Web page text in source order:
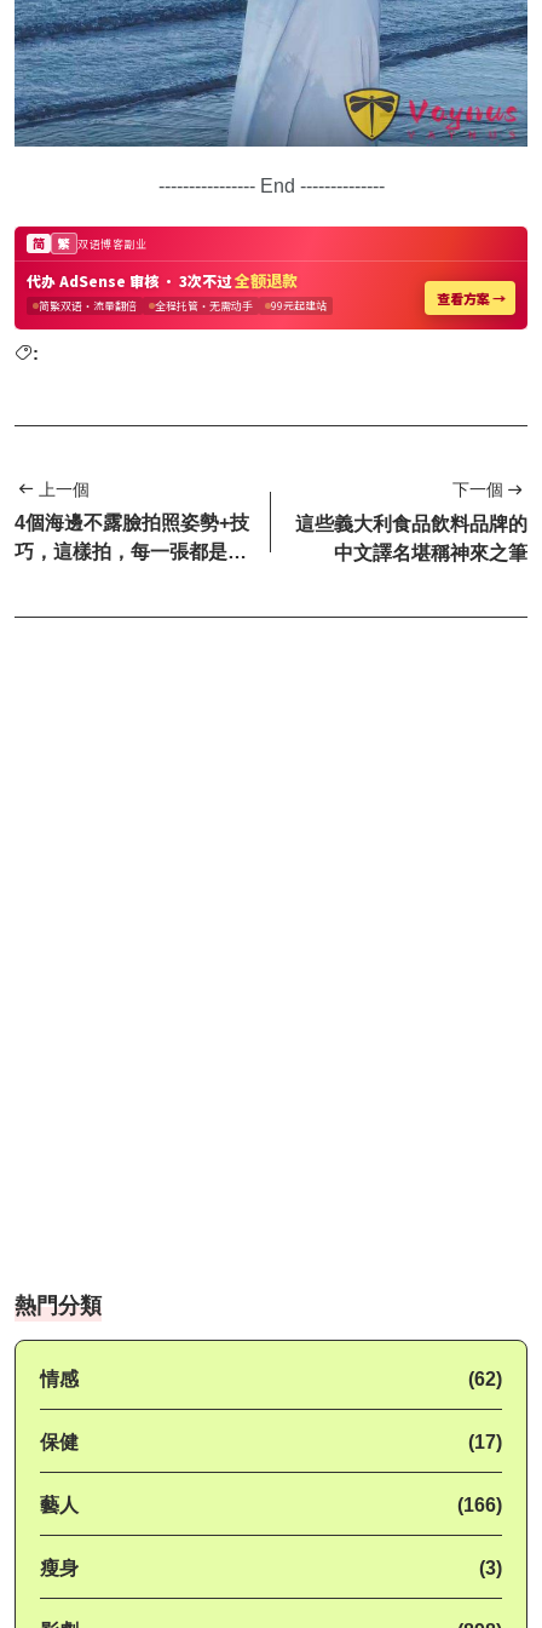
---------------- End --------------
:
上一個
4個海邊不露臉拍照姿勢+技
巧，這樣拍，每一張都是氛
下一個
這些義大利食品飲料品牌的
中文譯名堪稱神來之筆
熱門分類
情感 (62)
保健 (17)
藝人 (166)
瘦身 (3)